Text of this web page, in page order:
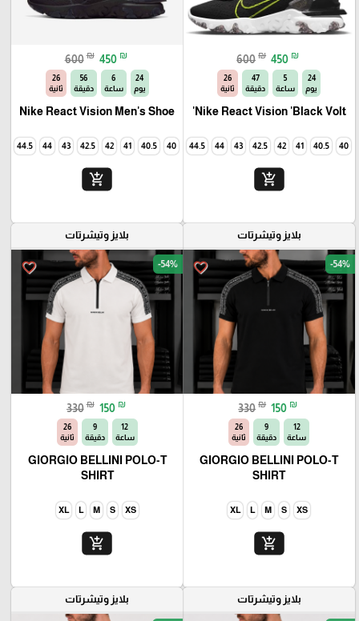
600 ₪ 450 ₪
24
يوم
5
ساعة
47
دقيقة
25
ثانية
Nike React Vision 'Black Volt'
40
40.5
41
42
42.5
43
44
44.5
45
add_shopping_cart
600 ₪ 450 ₪
24
يوم
6
ساعة
56
دقيقة
25
ثانية
Nike React Vision Men's Shoe
40
40.5
41
42
42.5
43
44
44.5
add_shopping_cart
بلايز وتيشرتات
favorite_border -54%
330 ₪ 150 ₪
12
ساعة
9
دقيقة
25
ثانية
GIORGIO BELLINI POLO-T
SHIRT
XS
S
M
L
XL
add_shopping_cart
بلايز وتيشرتات
favorite_border -54%
330 ₪ 150 ₪
12
ساعة
9
دقيقة
25
ثانية
GIORGIO BELLINI POLO-T
SHIRT
XS
S
M
L
XL
add_shopping_cart
بلايز وتيشرتات بلايز وتيشرتات